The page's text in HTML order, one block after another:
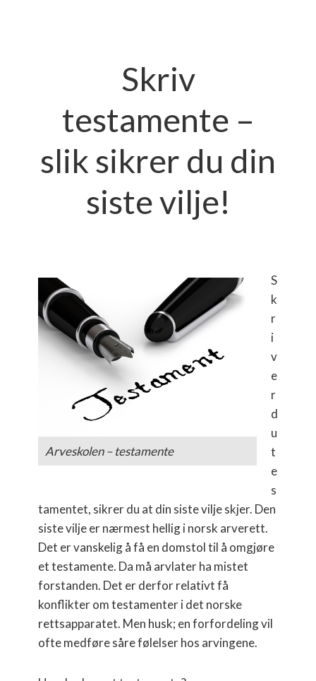
Skriv
testamente –
slik sikrer du din
siste vilje!
Arveskolen – testamente
S
k
r
i
v
e
r
d
u
t
e
s
tamentet, sikrer du at din siste vilje skjer. Den
siste vilje er nærmest hellig i norsk arverett.
Det er vanskelig å få en domstol til å omgjøre
et testamente. Da må arvlater ha mistet
forstanden. Det er derfor relativt få
konflikter om testamenter i det norske
rettsapparatet. Men husk; en forfordeling vil
ofte medføre såre følelser hos arvingene.